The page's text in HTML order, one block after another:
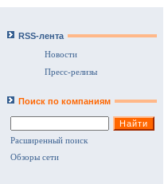
RSS-лента
Новости
Пресс-релизы
Поиск по компаниям
Расширенный поиск
Обзоры сети